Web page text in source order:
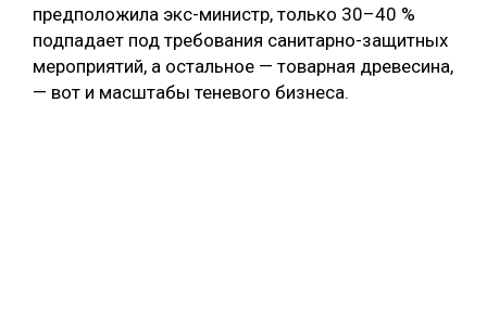
предположила экс-министр, только 30–40 %
подпадает под требования санитарно-защитных
мероприятий, а остальное — товарная древесина,
— вот и масштабы теневого бизнеса.